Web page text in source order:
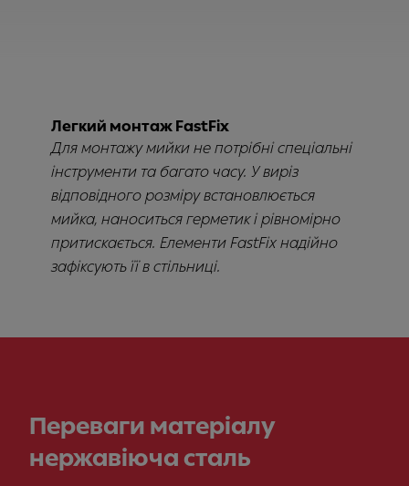
Легкий монтаж FastFix
Для монтажу мийки не потрібні спеціальні
інструменти та багато часу. У виріз
відповідного розміру встановлюється
мийка, наноситься герметик і рівномірно
притискається. Елементи FastFix надійно
зафіксують її в стільниці.
Переваги матеріалу
нержавіюча сталь